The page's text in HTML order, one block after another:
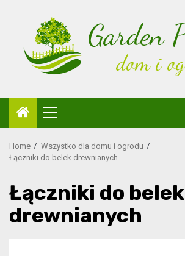
Primary
Menu
Home
Wszystko dla domu i ogrodu
Łączniki do belek drewnianych
Łączniki do belek
drewnianych